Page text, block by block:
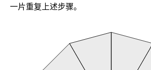
一片重复上述步骤。